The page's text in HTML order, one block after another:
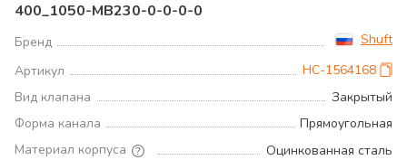
400_1050-MB230-0-0-0-0
Бренд
Shuft
Артикул
НС-1564168
Вид клапана
Закрытый
Форма канала
Прямоугольная
Материал корпуса
Оцинкованная сталь